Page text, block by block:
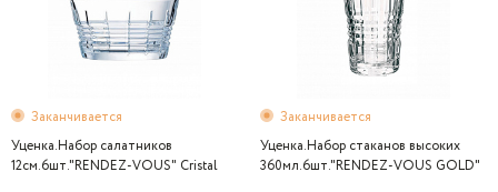
Заканчивается
Уценка.Набор салатников
12см.6шт."RENDEZ-VOUS" Cristal
Заканчивается
Уценка.Набор стаканов высоких
360мл.6шт."RENDEZ-VOUS GOLD"